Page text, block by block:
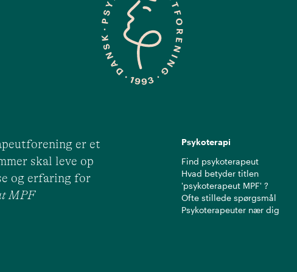
er et
skal leve op
og erfaring for
MPF
Psykoterapi
Find psykoterapeut
Hvad betyder titlen
'psykoterapeut MPF' ?
Ofte stillede spørgsmål
Psykoterapeuter nær dig